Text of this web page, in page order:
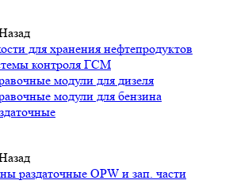
для хранения нефтепродуктов
контроля ГСМ
модули для дизеля
модули для бензина
раздаточные OPW и зап. части